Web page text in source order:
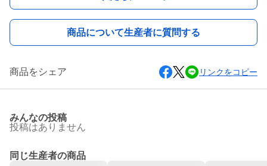
商品について生産者に質問する
商品をシェア リンクをコピー
みんなの投稿
投稿はありません
同じ生産者の商品